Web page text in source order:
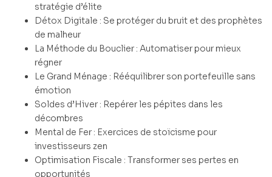
stratégie d’élite
Détox Digitale : Se protéger du bruit et des prophètes
de malheur
La Méthode du Bouclier : Automatiser pour mieux
régner
Le Grand Ménage : Rééquilibrer son portefeuille sans
émotion
Soldes d’Hiver : Repérer les pépites dans les
décombres
Mental de Fer : Exercices de stoïcisme pour
investisseurs zen
Optimisation Fiscale : Transformer ses pertes en
opportunités